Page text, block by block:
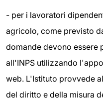
- per i lavoratori
agricolo, come previsto
domande devono essere
all'INPS utilizzando
web. L'Istituto provvede
del diritto e della misura